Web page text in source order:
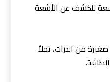
للكشف عن الأشعة
من الذرات، تملأ